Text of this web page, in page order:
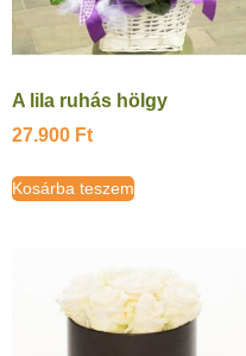
A lila ruhás hölgy
27.900 Ft
Kosárba teszem